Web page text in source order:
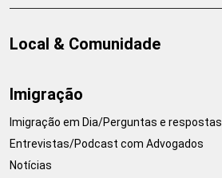
Local & Comunidade
Imigração
Imigração em Dia/Perguntas e respostas
Entrevistas/Podcast com Advogados
Notícias